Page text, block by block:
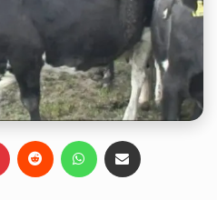
Pinterest
Reddit WhatsApp